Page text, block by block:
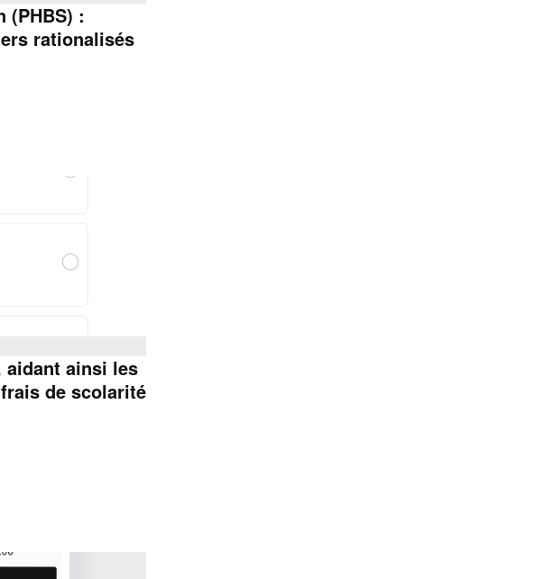
(PHBS) :
rationalisés
aidant ainsi les
de scolarité